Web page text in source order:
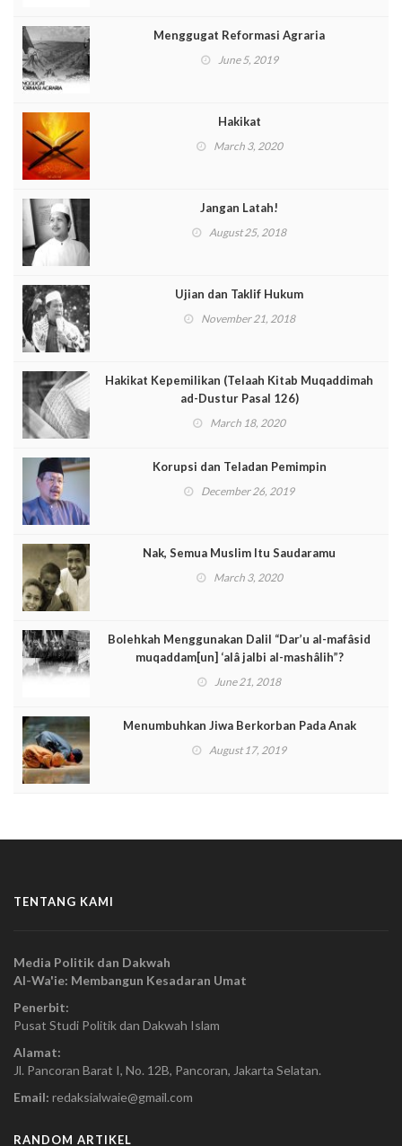
Menggugat Reformasi Agraria
June 5, 2019
Hakikat
March 3, 2020
Jangan Latah!
August 25, 2018
Ujian dan Taklif Hukum
November 21, 2018
Hakikat Kepemilikan (Telaah Kitab Muqaddimah
ad-Dustur Pasal 126)
March 18, 2020
Korupsi dan Teladan Pemimpin
December 26, 2019
Nak, Semua Muslim Itu Saudaramu
March 3, 2020
Bolehkah Menggunakan Dalil “Dar’u al-mafâsid
muqaddam[un] ‘alâ jalbi al-mashâlih”?
June 21, 2018
Menumbuhkan Jiwa Berkorban Pada Anak
August 17, 2019
TENTANG KAMI
Media Politik dan Dakwah
Al-Wa'ie: Membangun Kesadaran Umat
Penerbit:
Pusat Studi Politik dan Dakwah Islam
Alamat:
Jl. Pancoran Barat I, No. 12B, Pancoran, Jakarta Selatan.
Email: redaksialwaie@gmail.com
RANDOM ARTIKEL